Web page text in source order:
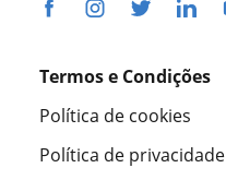
Termos e Condições
Política de cookies
Política de privacidade